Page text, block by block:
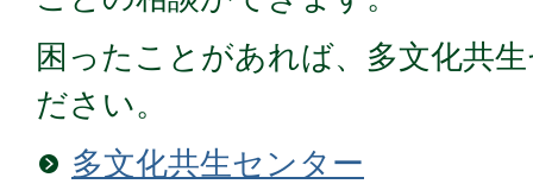
困ったことがあれば、多文化共
ださい。
多文化共生センター